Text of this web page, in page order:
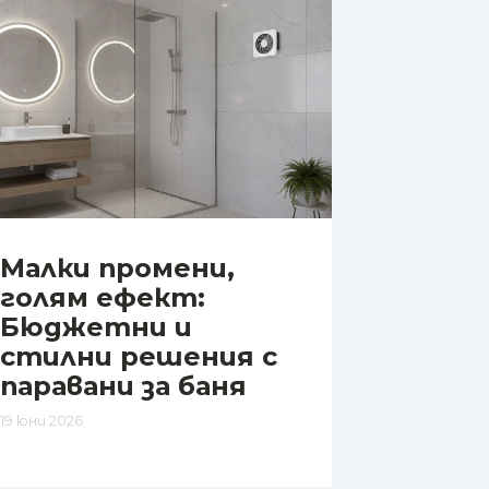
Малки промени,
голям ефект:
Бюджетни и
стилни решения с
паравани за баня
19 юни 2026